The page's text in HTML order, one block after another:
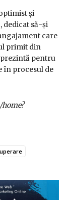
și
dedicat să-și
care
primit din
pentru
în procesul de